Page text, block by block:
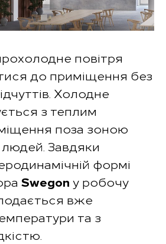
повітря
до приміщення без
Холодне
з теплим
поза зоною
Завдяки
формі
Swegon у робочу
вже
та з